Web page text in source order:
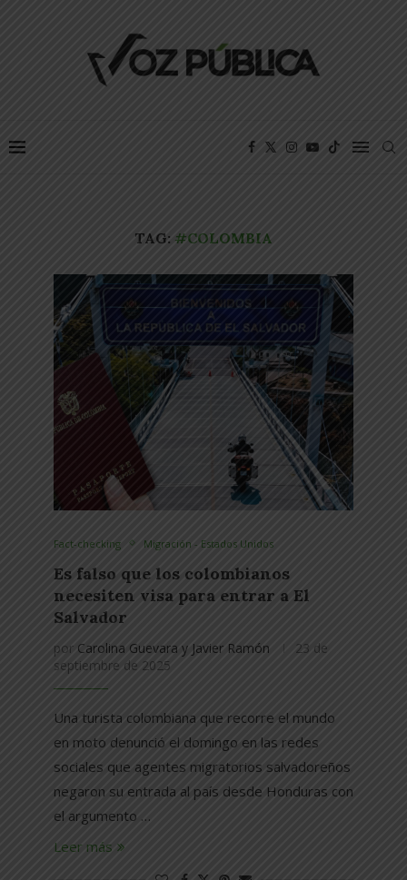
TAG: #COLOMBIA
Fact-checking Migración - Estados Unidos
Es falso que los colombianos
necesiten visa para entrar a El
Salvador
por Carolina Guevara y Javier Ramón
23 de
septiembre de 2025
Una turista colombiana que recorre el mundo
en moto denunció el domingo en las redes
sociales que agentes migratorios salvadoreños
negaron su entrada al país desde Honduras con
el argumento …
Leer más